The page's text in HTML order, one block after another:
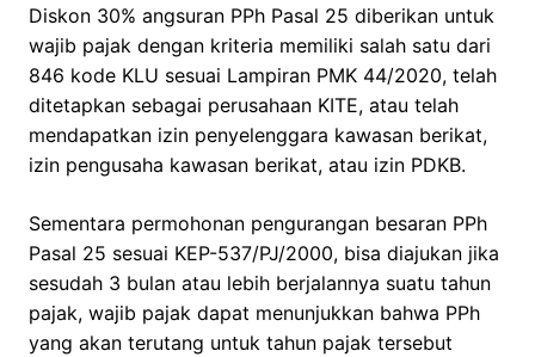
Diskon 30% angsuran PPh Pasal 25 diberikan untuk
wajib pajak dengan kriteria memiliki salah satu dari
846 kode KLU sesuai Lampiran PMK 44/2020, telah
ditetapkan sebagai perusahaan KITE, atau telah
mendapatkan izin penyelenggara kawasan berikat,
izin pengusaha kawasan berikat, atau izin PDKB.
Sementara permohonan pengurangan besaran PPh
Pasal 25 sesuai KEP-537/PJ/2000, bisa diajukan jika
sesudah 3 bulan atau lebih berjalannya suatu tahun
pajak, wajib pajak dapat menunjukkan bahwa PPh
yang akan terutang untuk tahun pajak tersebut